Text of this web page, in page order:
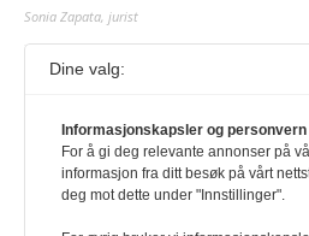
Sonia Zapata, jurist
117,8 millioner er på flukt, en
1. august 2026
Ville ha tilsvart verdens trettende største
denne må du ha abonnement Logg inn
Dine valg:
Informasjonskapsler og personvern
For å gi deg relevante annonser på
informasjon fra ditt besøk på vårt
deg mot dette under "Innstillinger".